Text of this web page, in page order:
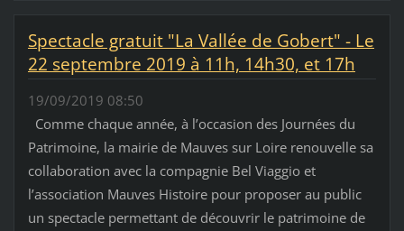
Spectacle gratuit "La Vallée de Gobert" - Le
22 septembre 2019 à 11h, 14h30, et 17h
19/09/2019 08:50
Comme chaque année, à l’occasion des Journées du
Patrimoine, la mairie de Mauves sur Loire renouvelle sa
collaboration avec la compagnie Bel Viaggio et
l’association Mauves Histoire pour proposer au public
un spectacle permettant de découvrir le patrimoine de